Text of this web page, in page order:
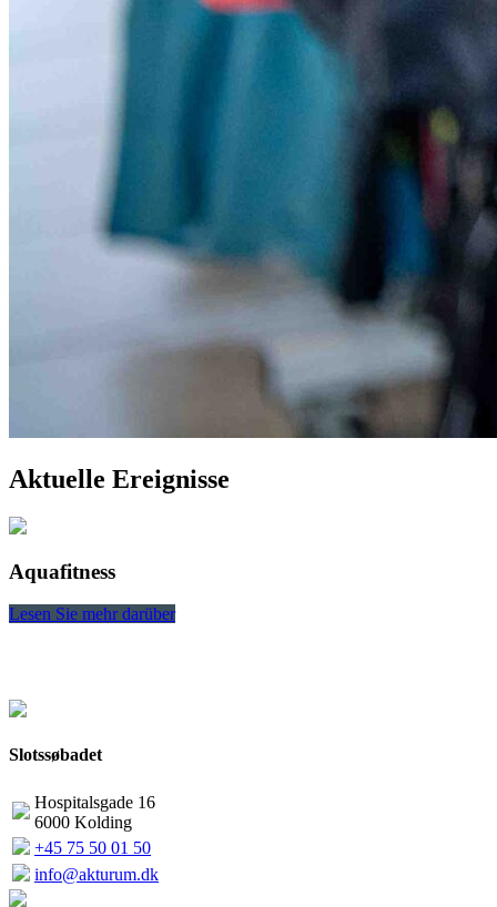
Aktuelle Ereignisse
Aquafitness
Lesen Sie mehr darüber
Slotssøbadet
Hospitalsgade 16
6000 Kolding
+45 75 50 01 50
info@akturum.dk